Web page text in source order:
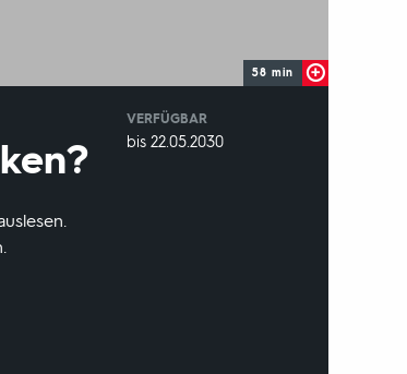
58 min
VERFÜGBAR
weltweit
VERFÜGBAR
bis 22.05.2030